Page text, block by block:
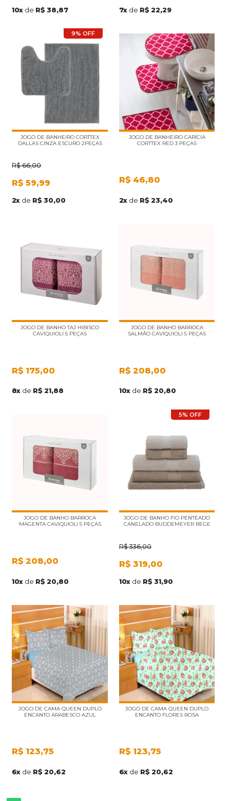
10x de R$ 38,87 7x de R$ 22,29
9% OFF
JOGO DE BANHEIRO CORTTEX
DALLAS CINZA ESCURO 2PEÇAS
R$ 66,00
R$ 59,99
2x de R$ 30,00
JOGO DE BANHEIRO CARÍCIA
CORTTEX RED 3 PEÇAS
R$ 46,80
2x de R$ 23,40
JOGO DE BANHO TAJ HIBISCO
CAVIQUIOLI 5 PEÇAS
R$ 175,00
8x de R$ 21,88
JOGO DE BANHO BARROCA
SALMÃO CAVIQUIOLI 5 PEÇAS
R$ 208,00
10x de R$ 20,80
JOGO DE BANHO BARROCA
MAGENTA CAVIQUIOLI 5 PEÇAS
R$ 208,00
10x de R$ 20,80
5% OFF
JOGO DE BANHO FIO PENTEADO
CANELADO BUDDEMEYER BEGE
R$ 336,00
R$ 319,00
10x de R$ 31,90
JOGO DE CAMA QUEEN DUPLO
ENCANTO ARABESCO AZUL
R$ 123,75
6x de R$ 20,62
JOGO DE CAMA QUEEN DUPLO
ENCANTO FLORES ROSA
R$ 123,75
6x de R$ 20,62